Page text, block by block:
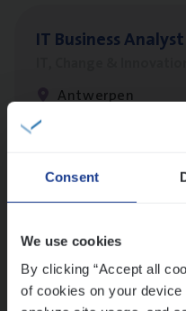
Consent
We use cookies
By clicking “Accept all
of cookies on your
ITBusi­ness Analyst
Antwerpen
Lees onze verhalen
versterken
Mathias houdt van
humor